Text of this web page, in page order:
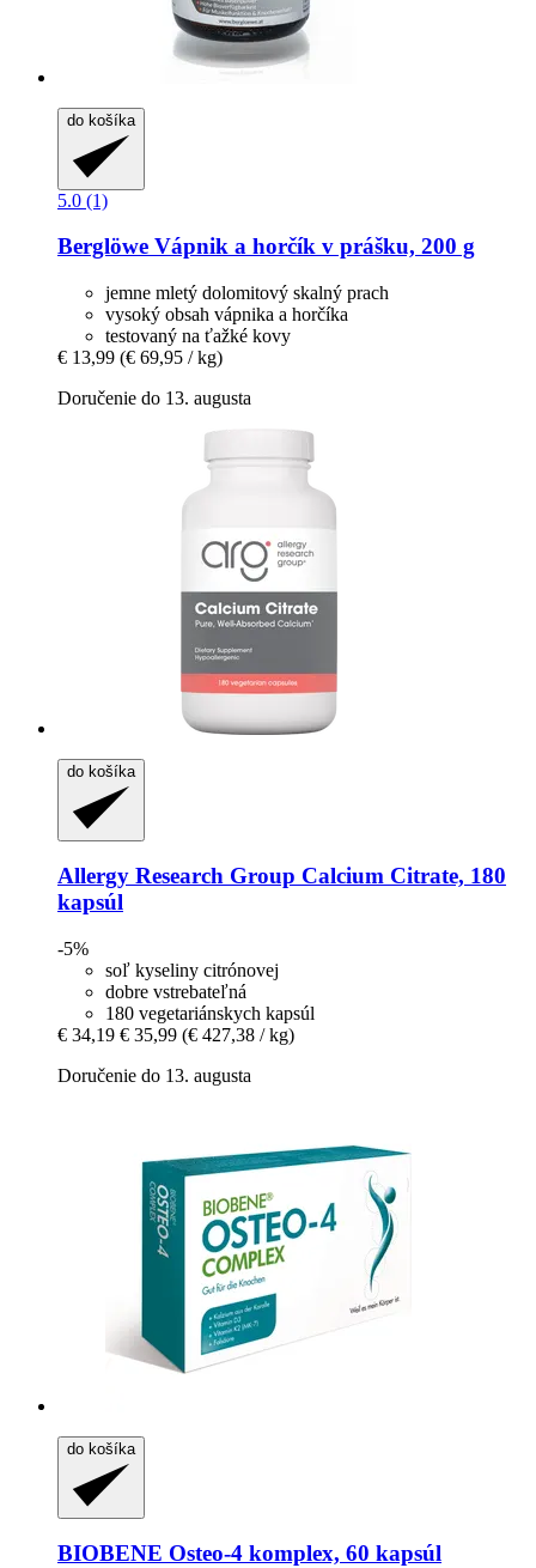
do košíka
5.0 (1)
Berglöwe Vápnik a horčík v prášku, 200 g
jemne mletý dolomitový skalný prach
vysoký obsah vápnika a horčíka
testovaný na ťažké kovy
€ 13,99 (€ 69,95 / kg)
Doručenie do 13. augusta
do košíka
Allergy Research Group Calcium Citrate, 180
kapsúl
-5%
soľ kyseliny citrónovej
dobre vstrebateľná
180 vegetariánskych kapsúl
€ 34,19 € 35,99 (€ 427,38 / kg)
Doručenie do 13. augusta
do košíka
BIOBENE Osteo-​4 komplex, 60 kapsúl